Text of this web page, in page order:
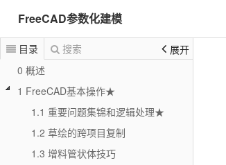
FreeCAD参数化建模
目录 搜索
展开
0 概述
1 FreeCAD基本操作★
1.1 重要问题集锦和逻辑处理★
1.2 草绘的跨项目复制
1.3 增料管状体技巧